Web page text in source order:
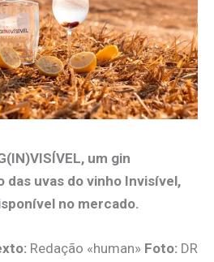
um gin
uvas do vinho Invisível,
no mercado.
Redação «human» Foto: DR